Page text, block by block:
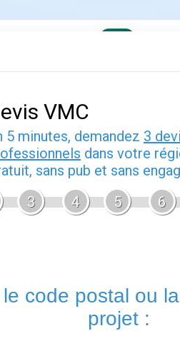
Contact EDF Engie
› EDF en Occitanie
: horaires et services
vous rendre dans une
, mais le service
EDF n’existent plus depuis
ou l’espace en ligne. Vous
et régler vos factures en